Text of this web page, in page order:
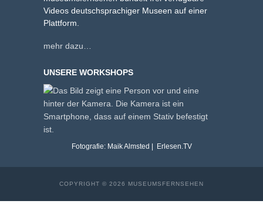
Videos deutschsprachiger Museen auf einer
Plattform.
mehr dazu…
UNSERE WORKSHOPS
Fotografie: Maik Almsted | Erlesen.TV
COPYRIGHT © 2026 MUSEUMSFERNSEHEN